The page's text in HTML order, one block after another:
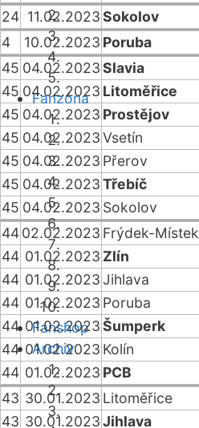
Fanzóna
Fanshop
Archiv
24 11.02.2023Sokolov
4
10.02.2023 Poruba
45 04.02.2023Slavia
45 04.02.2023 Litoměřice
45 04.02.2023 Prostějov
45 04.02.2023Vsetín
45 04.02.2023 Přerov
45 04.02.2023Třebíč
45 04.02.2023 Sokolov
4402.02.2023 Frýdek-Místek
44 01.02.2023 Zlín
44 01.02.2023Jihlava
44 01.02.2023 Poruba
44 01.02.2023Šumperk
44 01.02.2023 Kolín
44 01.02.2023 PCB
43 30.01.2023 Litoměřice
43 30.01.2023Jihlava